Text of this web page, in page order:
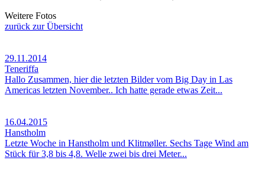
Weitere Fotos
zurück zur Übersicht
29.11.2014
Teneriffa
Hallo Zusammen, hier die letzten Bilder vom Big Day in Las
Americas letzten November.. Ich hatte gerade etwas Zeit...
16.04.2015
Hanstholm
Letzte Woche in Hanstholm und Klitmøller. Sechs Tage Wind am
Stück für 3,8 bis 4,8. Welle zwei bis drei Meter...